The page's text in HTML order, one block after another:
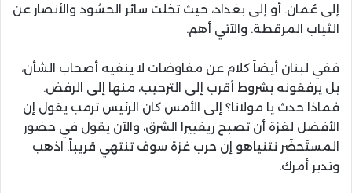
إلى عُمان. أو إلى بغداد، حيث تخلت سائر الحشود والأنصار عن
الثياب المرقطة. والآتي أهم.
ففي لبنان أيضاً كلام عن مفاوضات لا ينفيه أصحاب الشأن،
بل يرفقونه بشروط أقرب إلى الترحيب، منها إلى الرفض.
فماذا حدث يا مولانا؟ إلى الأمس كان الرئيس ترمب يقول إن
الأفضل لغزة أن تصبح ريفييرا الشرق، والآن يقول في حضور
المستَحضَر نتنياهو إن حرب غزة سوف تنتهي قريباً. اذهب
وتدبر أمرك.